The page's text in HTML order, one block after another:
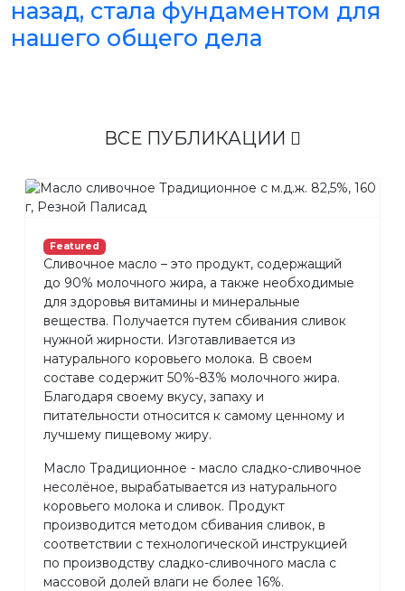
назад, стала фундаментом для
нашего общего дела
ВСЕ ПУБЛИКАЦИИ
Featured
Сливочное масло – это продукт, содержащий
до 90% молочного жира, а также необходимые
для здоровья витамины и минеральные
вещества. Получается путем сбивания сливок
нужной жирности. Изготавливается из
натурального коровьего молока. В своем
составе содержит 50%-83% молочного жира.
Благодаря своему вкусу, запаху и
питательности относится к самому ценному и
лучшему пищевому жиру.
Масло Традиционное - масло сладко-сливочное
несолёное, вырабатывается из натурального
коровьего молока и сливок. Продукт
производится методом сбивания сливок, в
соответствии с технологической инструкцией
по производству сладко-сливочного масла с
массовой долей влаги не более 16%.